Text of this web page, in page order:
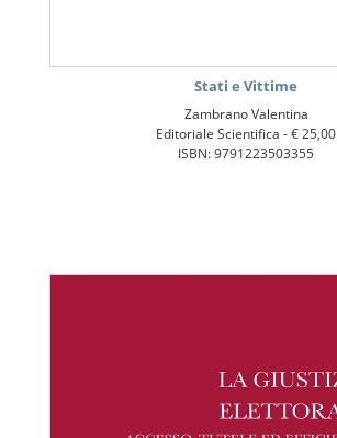
Stati e Vittime
Zambrano Valentina
Editoriale Scientifica -€ 25,00
ISBN: 9791223503355